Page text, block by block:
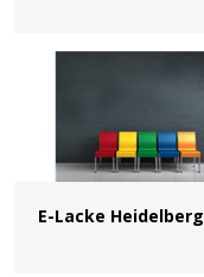
E-Lacke Heidelberg